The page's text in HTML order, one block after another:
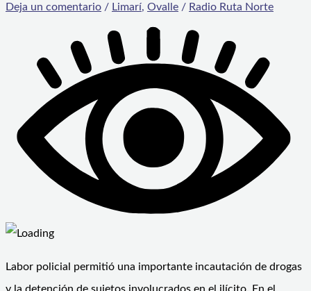
Deja un comentario / Limarí, Ovalle / Radio Ruta Norte
Labor policial permitió una importante incautación de drogas